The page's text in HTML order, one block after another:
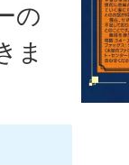
の
ま